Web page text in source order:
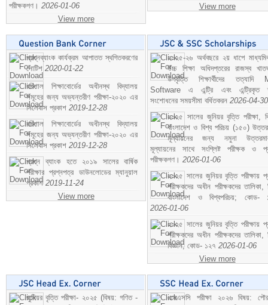
পরীক্ষকগণ। 2026-01-06
View more
View more
প্রশ্নব্যাংক কার্যক্রম আপাতত স্থগিতকরণের
নোটিশ 2020-01-22
বরিশাল শিক্ষাবোর্ডের অধীনস্থ বিদ্যালয়
সমূহের জন্য অভ্যন্তরীণ পরীক্ষা-২০২০ এর
সিলেবাস প্রকাশ 2019-12-28
বরিশাল শিক্ষাবোর্ডের অধীনস্থ বিদ্যালয়
সমূহের জন্য অভ্যন্তরীণ পরীক্ষা-২০২০ এর
সিলেবাস প্রকাশ 2019-12-28
প্রশ্ন ব্যাংক হতে ২০১৯ সালের বার্ষিক
পরীক্ষার প্রশ্নপত্র ডাউনলোডের ম্যানুয়াল
প্রকাশ 2019-11-24
View more
২০২৫-২৬ অর্থবছরে ২য় ধাপে
উচ্চ শিক্ষা অধিদপ্তরের রাজস্ব
উপবৃত্তি শিক্ষার্থীদের তত্যাদি
Software এ এন্ট্রি এবং এন্ট্রিকৃত
সংশোধনের সময়সীমা বর্ধিতকরন 2026-04-30
২০২৫ সালের জুনিয়র বৃত্তি পরীক্ষা,
বাংলাদেশ ও বিশ্ব পরিচয় (১৫০)
মূল্যায়নের জন্য নমুনা
মূল্যায়নের সাথে সংশ্লিষ্ট পরীক্ষক ও
পরীক্ষকগণ। 2026-01-06
২০২৫ সালের জুনিয়র বৃত্তি পরীক্ষায়
পরীক্ষকদের অধীন পরীক্ষকদের তালিকা,
বাংলাদেশ ও বিশ্বপরিচয়; কোড-
2026-01-06
২০২৫ সালের জুনিয়র বৃত্তি পরীক্ষায়
পরীক্ষকদের অধীন পরীক্ষকদের তালিকা,
বিজ্ঞান; কোড- ১২৭ 2026-01-06
View more
জুনিয়র বৃত্তি পরীক্ষা- ২০২৫ (বিষয়: গণিত -
এসএসসি পরীক্ষা ২০২৬ বিষয়: